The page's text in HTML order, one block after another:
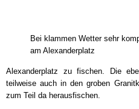
Bei klammen Wetter sehr
am Alexanderplatz
Alexanderplatz zu fischen. Die
teilweise auch in den groben
zum Teil da herausfischen.